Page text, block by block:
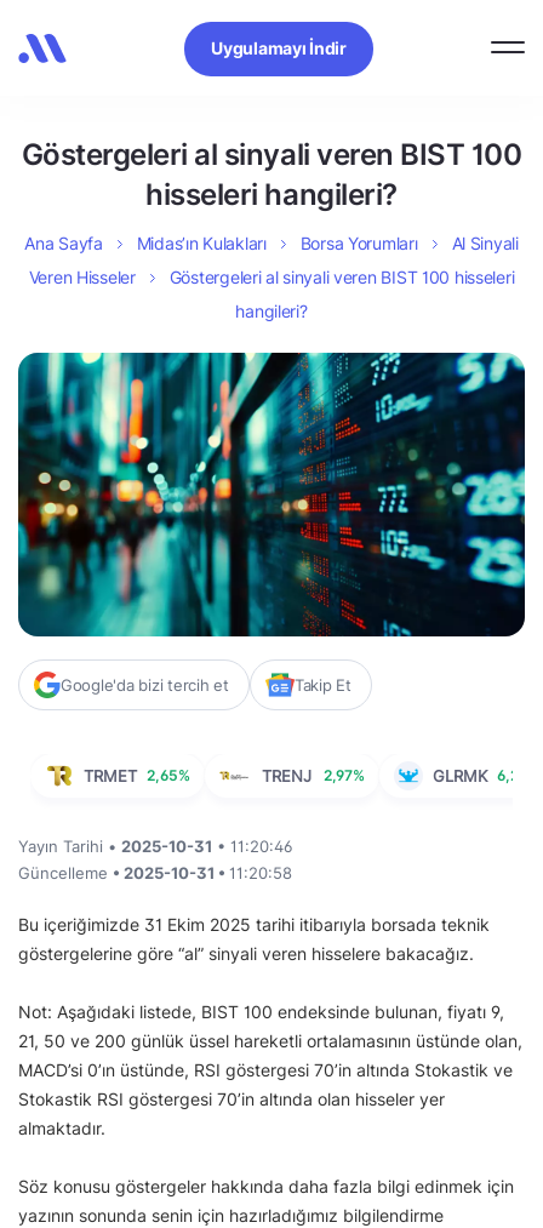
Uygulamayı İndir
Göstergeleri al sinyali veren BIST 100
hisseleri hangileri?
Ana Sayfa Midas’ın Kulakları Borsa Yorumları
Al Sinyali
Veren Hisseler
Göstergeleri al sinyali veren BIST 100 hisseleri
hangileri?
Google'da bizi tercih et Takip Et
TRMET 2,65% TRENJ 2,97% GLRMK 6,27%
Yayın Tarihi • 2025-10-31 • 11:20:46
Güncelleme • 2025-10-31 • 11:20:58
Bu içeriğimizde 31 Ekim 2025 tarihi itibarıyla borsada teknik
göstergelerine göre “al” sinyali veren hisselere bakacağız.
Not: Aşağıdaki listede, BIST 100 endeksinde bulunan, fiyatı 9,
21, 50 ve 200 günlük üssel hareketli ortalamasının üstünde olan,
MACD’si 0’ın üstünde, RSI göstergesi 70’in altında Stokastik ve
Stokastik RSI göstergesi 70’in altında olan hisseler yer
almaktadır.
Söz konusu göstergeler hakkında daha fazla bilgi edinmek için
yazının sonunda senin için hazırladığımız bilgilendirme